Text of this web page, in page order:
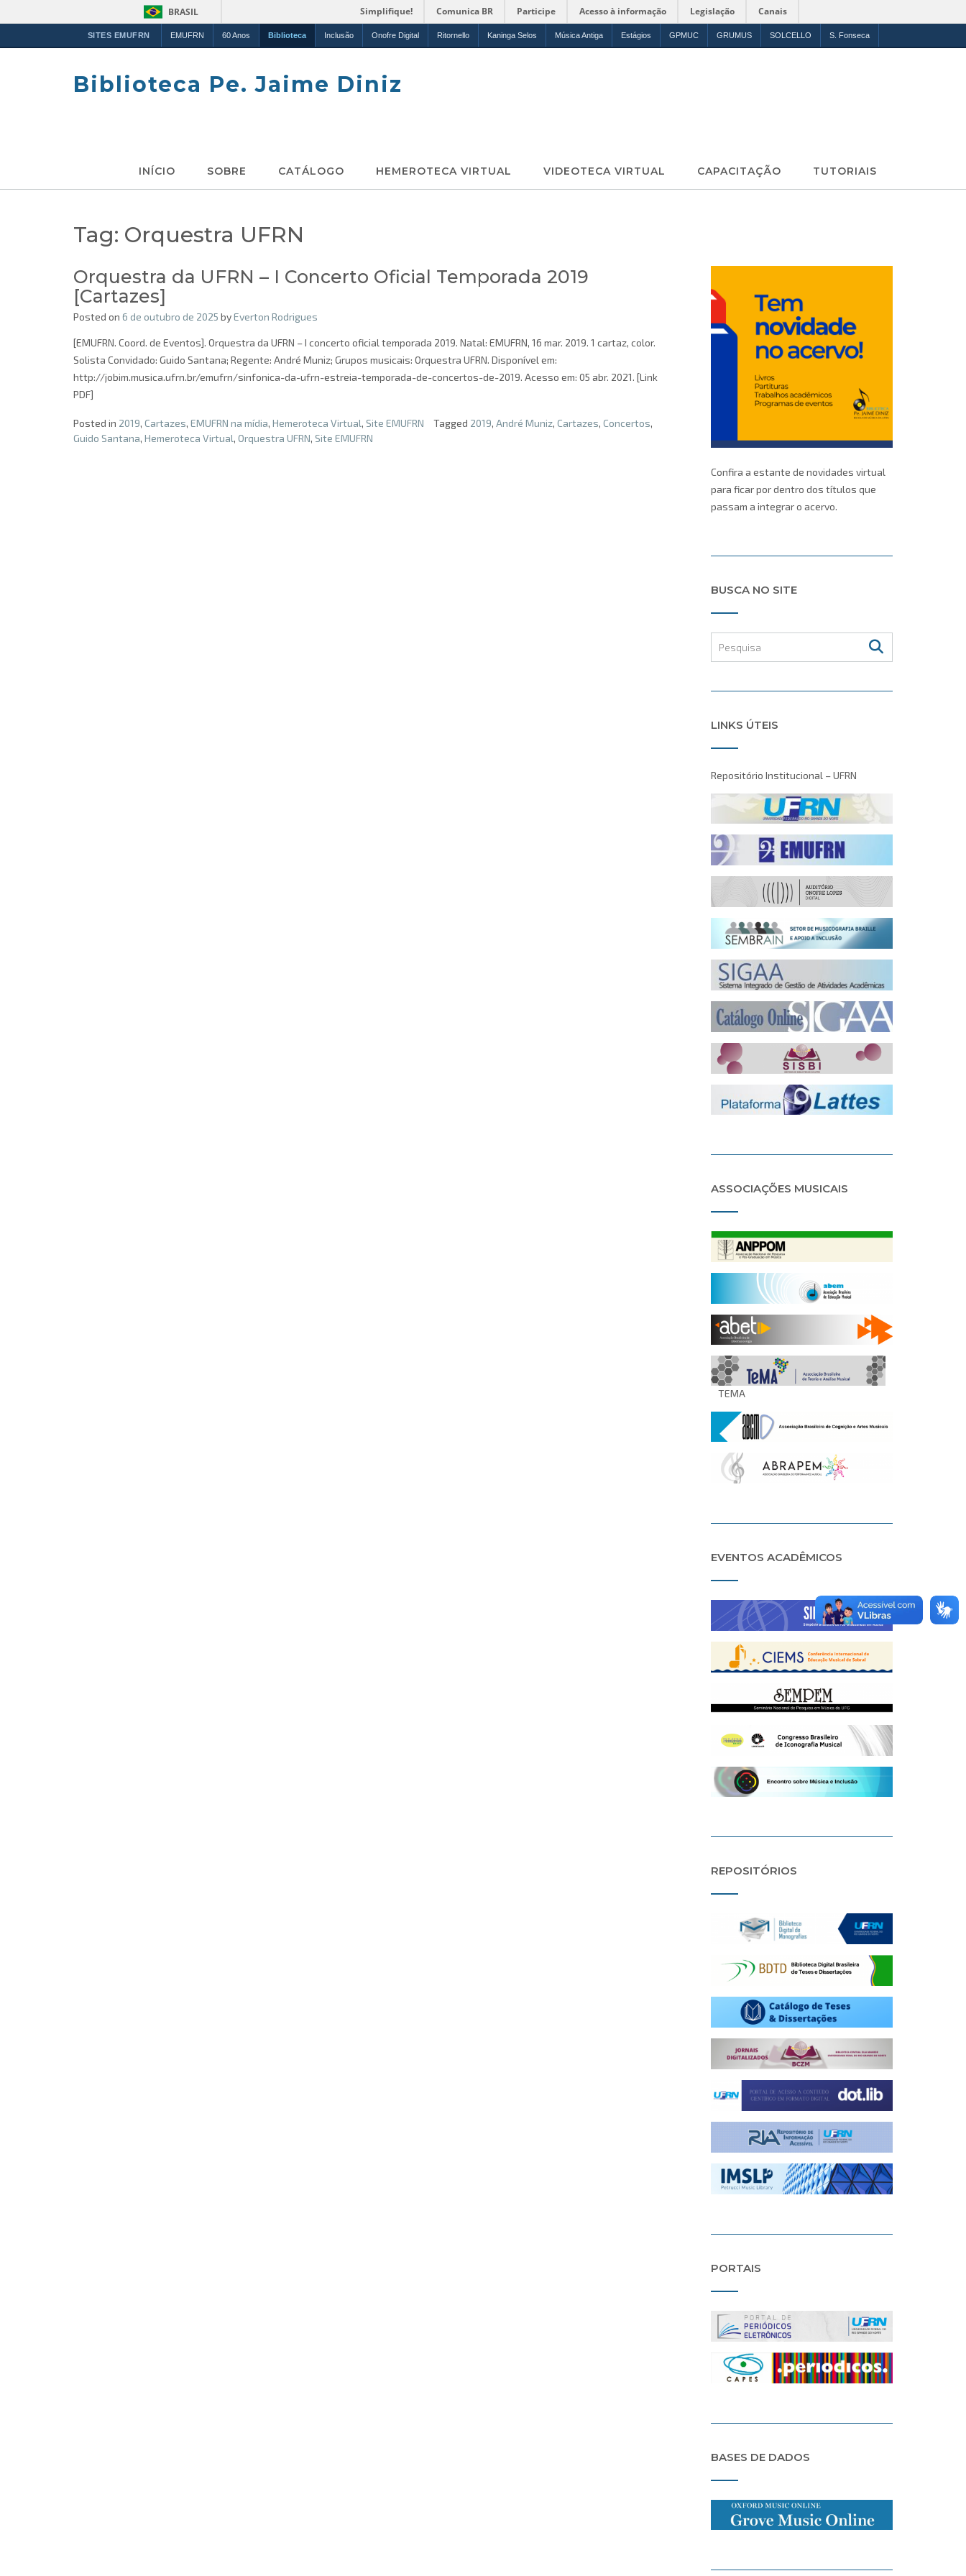
BRASIL Simplifique! Comunica BR Participe Acesso à informação Legislação Canais
SITES EMUFRN EMUFRN 60 Anos Biblioteca Inclusão Onofre Digital Ritornello Kaninga Selos Música Antiga Estágios GPMUC GRUMUS SOLCELLO S. Fonseca
Biblioteca Pe. Jaime Diniz
INÍCIO SOBRE CATÁLOGO HEMEROTECA VIRTUAL VIDEOTECA VIRTUAL CAPACITAÇÃO TUTORIAIS
Tag: Orquestra UFRN
Orquestra da UFRN – I Concerto Oficial Temporada 2019
[Cartazes]
Posted on 6 de outubro de 2025 byEverton Rodrigues
[EMUFRN. Coord. de Eventos]. Orquestra da UFRN – I concerto oficial temporada 2019. Natal: EMUFRN, 16 mar. 2019. 1 cartaz, color.
Solista Convidado: Guido Santana; Regente: André Muniz; Grupos musicais: Orquestra UFRN. Disponível em:
http://jobim.musica.ufrn.br/emufrn/sinfonica-da-ufrn-estreia-temporada-de-concertos-de-2019. Acesso em: 05 abr. 2021. [Link
PDF]
Posted in 2019, Cartazes, EMUFRN na mídia, Hemeroteca Virtual, Site EMUFRN Tagged 2019, André Muniz, Cartazes, Concertos,
Guido Santana, Hemeroteca Virtual, Orquestra UFRN, Site EMUFRN
Confira a estante de novidades virtual
para ficar por dentro dos títulos que
passam a integrar o acervo.
BUSCA NO SITE
LINKS ÚTEIS
Repositório Institucional – UFRN
ASSOCIAÇÕES MUSICAIS
TEMA
EVENTOS ACADÊMICOS
REPOSITÓRIOS
PORTAIS
BASES DE DADOS